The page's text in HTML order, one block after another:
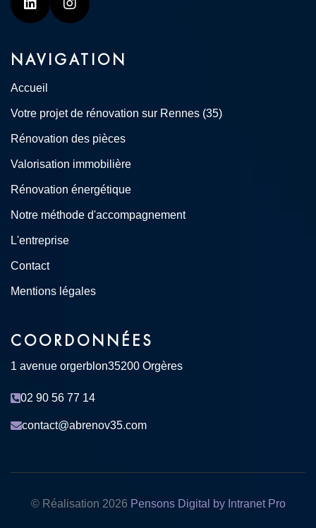
Linkedin Instagram
NAVIGATION
Accueil
Votre projet de rénovation sur Rennes (35)
Rénovation des pièces
Valorisation immobilière
Rénovation énergétique
Notre méthode d'accompagnement
L'entreprise
Contact
Mentions légales
COORDONNÉES
1 avenue orgerblon35200 Orgères
02 90 56 77 14
contact@abrenov35.com
© Réalisation 2026 Pensons Digital by Intranet Pro